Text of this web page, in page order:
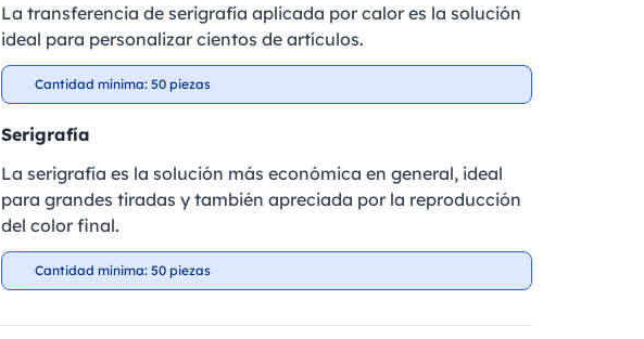
La transferencia de serigrafía aplicada por calor es la solución
ideal para personalizar cientos de artículos.
Cantidad mínima: 50 piezas
Serigrafía
La serigrafía es la solución más económica en general, ideal
para grandes tiradas y también apreciada por la reproducción
del color final.
Cantidad mínima: 50 piezas